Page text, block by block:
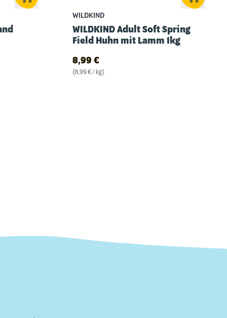
WILDKIND
WILDKIND Adult Soft Spring
Field Huhn mit Lamm 1kg
8,99€
(8,99 € / kg)